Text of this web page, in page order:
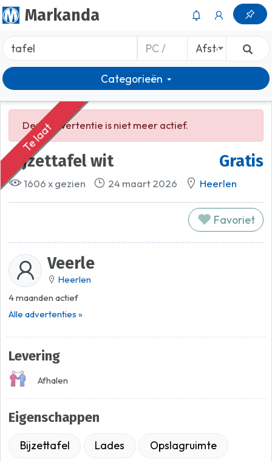
Markanda
Categorieën
Te laat
Deze advertentie is niet meer actief.
Gratis
Bijzettafel wit
1606 x gezien 24 maart 2026 Heerlen
Favoriet
Veerle
Heerlen
4 maanden actief
Alle advertenties »
Levering
Afhalen
Eigenschappen
Bijzettafel Lades Opslagruimte